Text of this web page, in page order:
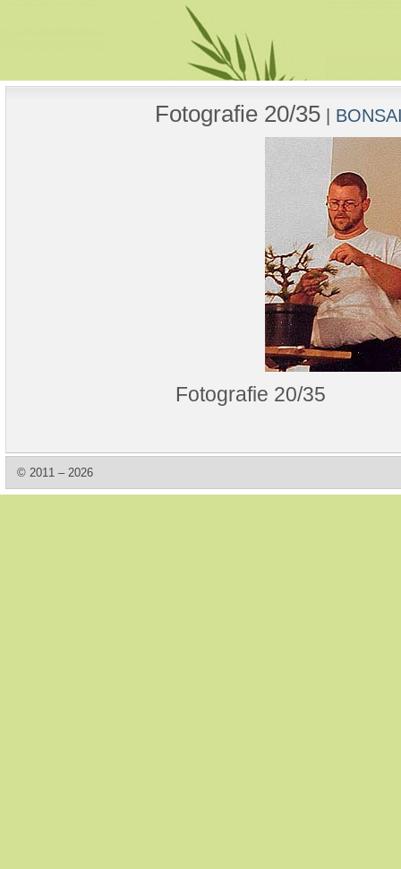
Fotografie 20/35 |
Fotografie 20/35
© 2011 – 2026